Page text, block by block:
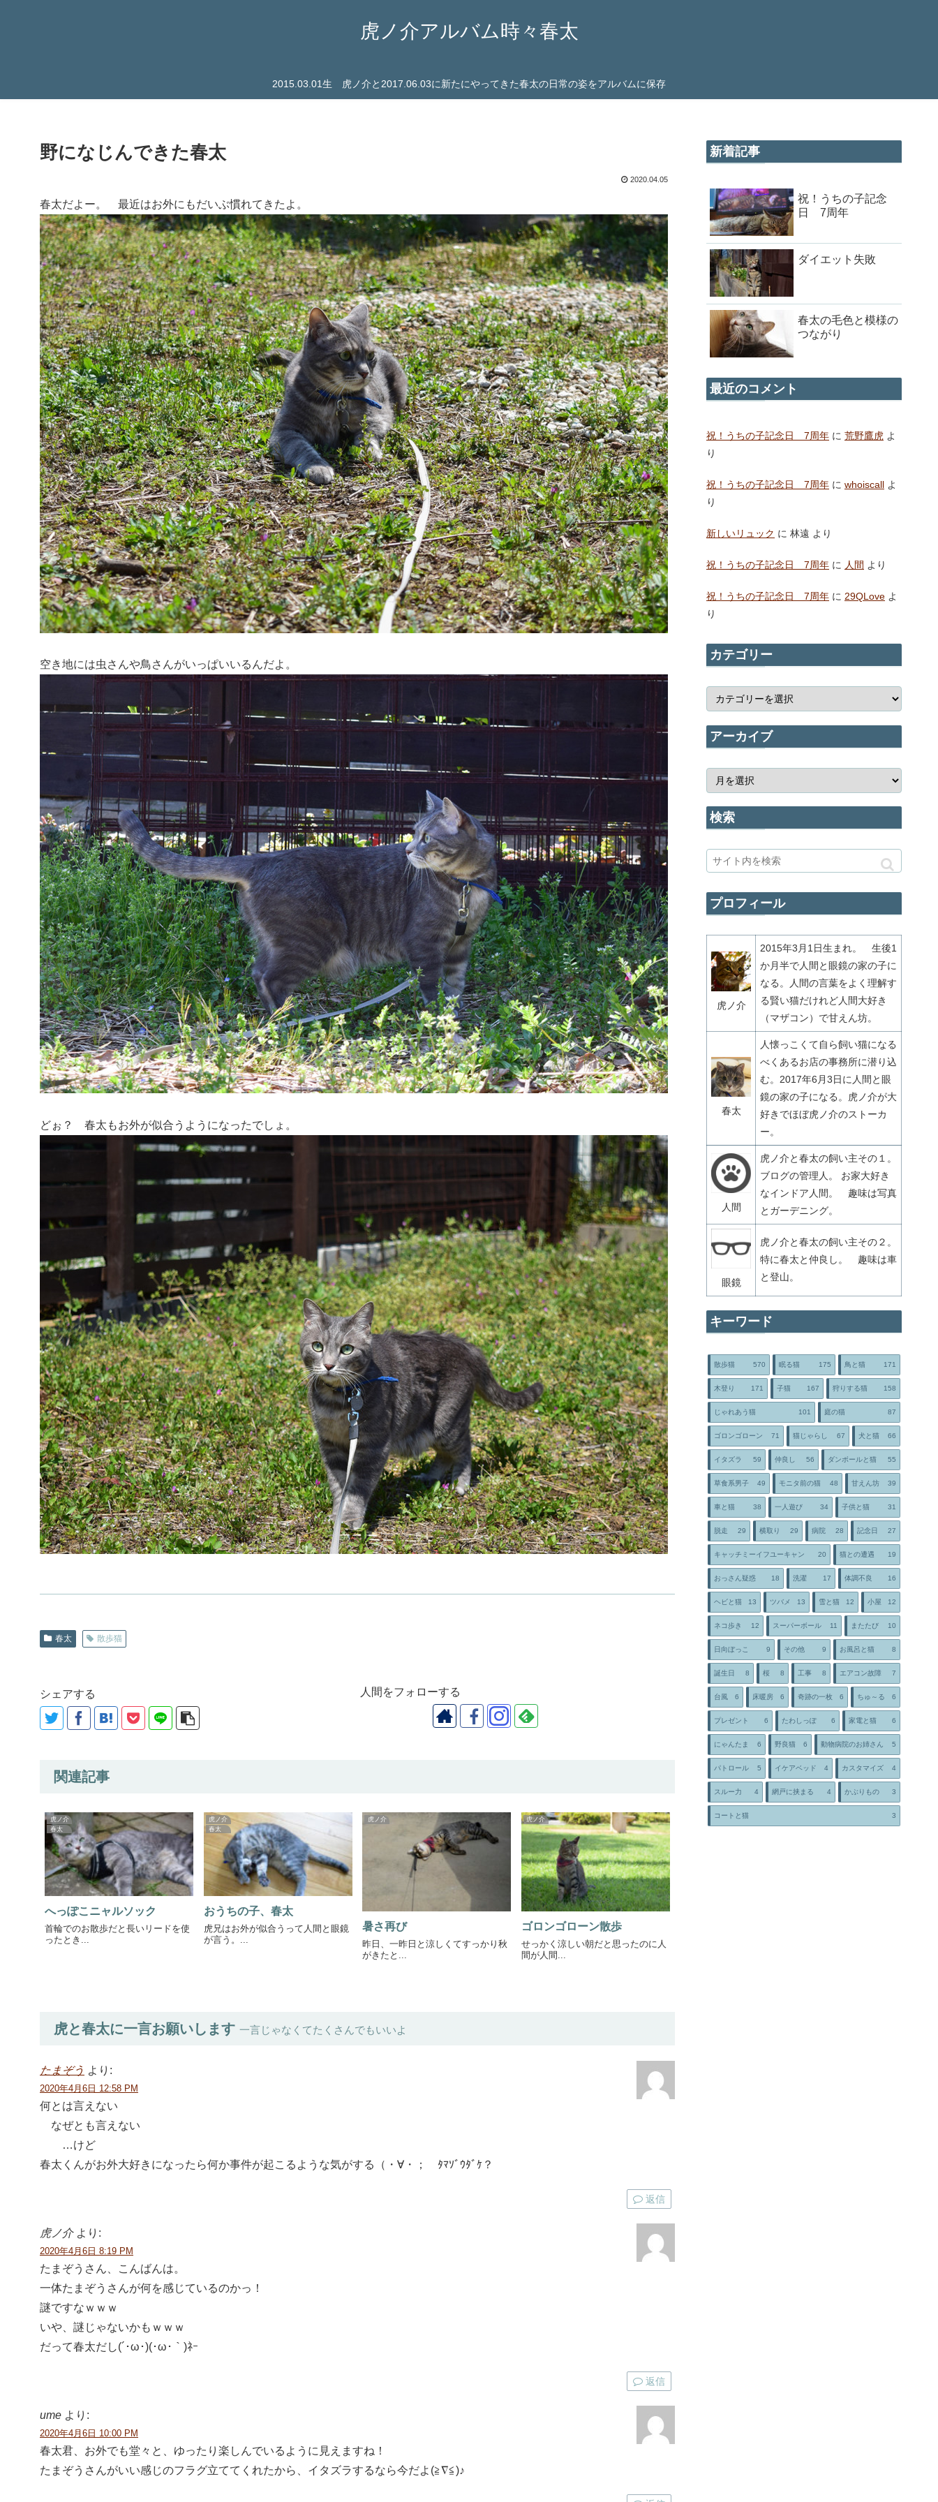
虎ノ介アルバム時々春太
2015.03.01生 虎ノ介と2017.06.03に新たにやってきた春太の日常の姿をアルバムに保存
野になじんできた春太
2020.04.05
春太だよー。 最近はお外にもだいぶ慣れてきたよ。
空き地には虫さんや鳥さんがいっぱいいるんだよ。
どぉ？ 春太もお外が似合うようになったでしょ。
春太 散歩猫
シェアする 人間をフォローする
関連記事
虎ノ介
春太
へっぽこニャルソック
首輪でのお散歩だと長いリードを使
ったとき...
虎ノ介
春太
おうちの子、春太
虎兄はお外が似合うって人間と眼鏡
が言う。...
虎ノ介
暑さ再び
昨日、一昨日と涼しくてすっかり秋
がきたと...
虎ノ介
ゴロンゴローン散歩
せっかく涼しい朝だと思ったのに人
間が人間...
虎と春太に一言お願いします 一言じゃなくてたくさんでもいいよ
たまぞう より:
2020年4月6日 12:58 PM
何とは言えない
なぜとも言えない
…けど
春太くんがお外大好きになったら何か事件が起こるような気がする（・∀・； ﾀﾏｿﾞｳﾀﾞｹ？
返信
虎ノ介 より:
2020年4月6日 8:19 PM
たまぞうさん、こんばんは。
一体たまぞうさんが何を感じているのかっ！
謎ですなｗｗｗ
いや、謎じゃないかもｗｗｗ
だって春太だし(´･ω･)(･ω･｀)ﾈｰ
返信
ume より:
2020年4月6日 10:00 PM
春太君、お外でも堂々と、ゆったり楽しんでいるように見えますね！
たまぞうさんがいい感じのフラグ立ててくれたから、イタズラするなら今だよ(≧∇≦)♪
新着記事
祝！うちの子記念
日 7周年
ダイエット失敗
春太の毛色と模様の
つながり
最近のコメント
祝！うちの子記念日 7周年 に 荒野鷹虎 よ
り
祝！うちの子記念日 7周年 に whoiscall よ
り
新しいリュック に 林遠 より
祝！うちの子記念日 7周年 に 人間 より
祝！うちの子記念日 7周年 に 29QLove よ
り
カテゴリー
アーカイブ
検索
プロフィール
虎ノ介
2015年3月1日生まれ。 生後1
か月半で人間と眼鏡の家の子に
なる。人間の言葉をよく理解す
る賢い猫だけれど人間大好き
（マザコン）で甘えん坊。
春太
人懐っこくて自ら飼い猫になる
べくあるお店の事務所に潜り込
む。2017年6月3日に人間と眼
鏡の家の子になる。虎ノ介が大
好きでほぼ虎ノ介のストーカ
ー。
人間
虎ノ介と春太の飼い主その１。
ブログの管理人。 お家大好き
なインドア人間。 趣味は写真
とガーデニング。
眼鏡
虎ノ介と春太の飼い主その２。
特に春太と仲良し。 趣味は車
と登山。
キーワード
散歩猫 570 眠る猫 175 鳥と猫 171
木登り 171 子猫 167 狩りする猫 158
じゃれあう猫 101 庭の猫 87
ゴロンゴローン 71 猫じゃらし 67 犬と猫 66
イタズラ 59 仲良し 56 ダンボールと猫 55
草食系男子 49 モニタ前の猫 48 甘えん坊 39
車と猫 38 一人遊び 34 子供と猫 31
脱走 29 横取り 29 病院 28 記念日 27
キャッチミーイフユーキャン 20 猫との遭遇 19
おっさん疑惑 18 洗濯 17 体調不良 16
ヘビと猫 13 ツバメ 13 雪と猫 12 小屋 12
ネコ歩き 12 スーパーボール 11 またたび 10
日向ぼっこ 9 その他 9 お風呂と猫 8
誕生日 8 桜 8 工事 8 エアコン故障 7
台風 6 床暖房 6 奇跡の一枚 6 ちゅ～る 6
プレゼント 6 たわしっぽ 6 家電と猫 6
にゃんたま 6 野良猫 6 動物病院のお姉さん 5
パトロール 5 イケアベッド 4 カスタマイズ 4
スルー力 4 網戸に挟まる 4 かぶりもの 3
コートと猫 3